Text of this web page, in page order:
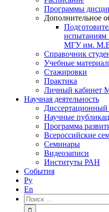
Программы
Дополнительное
испытаниям
МГУ им.
Справочник
Учебные
Стажировки
Практика
Личный кабинет
Научная деятельность
Диссертационный
Научные
Программа
Всероссийские
Семинары
Видеозаписи
Институты РАН
События
Ру
En
Результат
поиска: